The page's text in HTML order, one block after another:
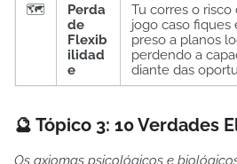
🗺️
Perda
de
Flexib
ilidad
e
Tu corres o
jogo caso fiques
preso a planos
perdendo a
diante das
🔮 Tópico 3: 10 Verdades
Os axiomas psicológicos e